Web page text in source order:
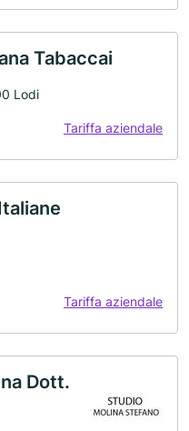
Tabaccai
Lodi
Tariffa aziendale
Tariffa aziendale
Dott.